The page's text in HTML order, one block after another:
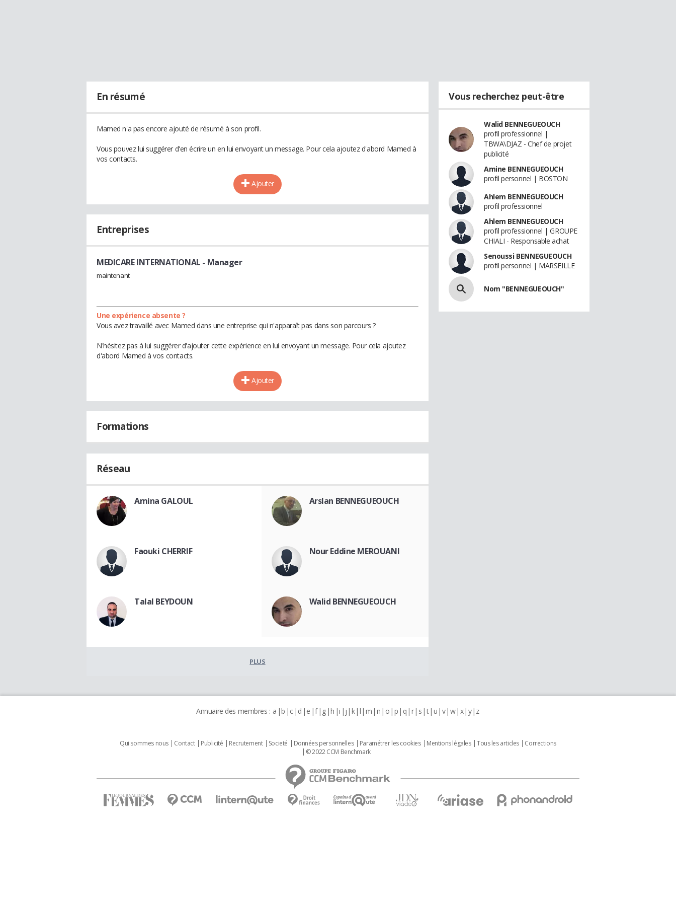
En résumé
Mamed n'a pas encore ajouté de résumé à son profil.
Vous pouvez lui suggérer d'en écrire un en lui envoyant un message. Pour cela ajoutez d'abord Mamed à
vos contacts.
Ajouter
Entreprises
MEDICARE INTERNATIONAL - Manager
maintenant
Une expérience absente ?
Vous avez travaillé avec Mamed dans une entreprise qui n'apparaît pas dans son parcours ?
N'hésitez pas à lui suggérer d'ajouter cette expérience en lui envoyant un message. Pour cela ajoutez
d'abord Mamed à vos contacts.
Ajouter
Formations
Réseau
Amina GALOUL Arslan BENNEGUEOUCH
Faouki CHERRIF Nour Eddine MEROUANI
Talal BEYDOUN Walid BENNEGUEOUCH
PLUS
Vous recherchez peut-être
Walid BENNEGUEOUCH
profil professionnel |
TBWA\DJAZ - Chef de projet
publicité
Amine BENNEGUEOUCH
profil personnel | BOSTON
Ahlem BENNEGUEOUCH
profil professionnel
Ahlem BENNEGUEOUCH
profil professionnel | GROUPE
CHIALI - Responsable achat
Senoussi BENNEGUEOUCH
profil personnel | MARSEILLE
Nom "BENNEGUEOUCH"
Annuaire des membres : a b c d e f g h i j k l m n o p q r s t u v w x y z
Qui sommes nous Contact Publicité Recrutement Societé Données personnelles Paramétrer les cookies Mentions légales Tous les articles
Corrections
© 2022 CCM Benchmark